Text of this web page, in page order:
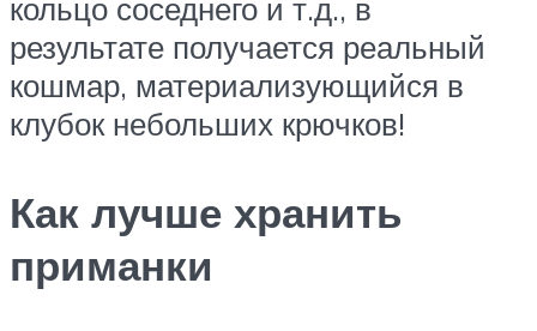
кольцо соседнего и т.д., в
результате получается реальный
кошмар, материализующийся в
клубок небольших крючков!
Как лучше хранить
приманки